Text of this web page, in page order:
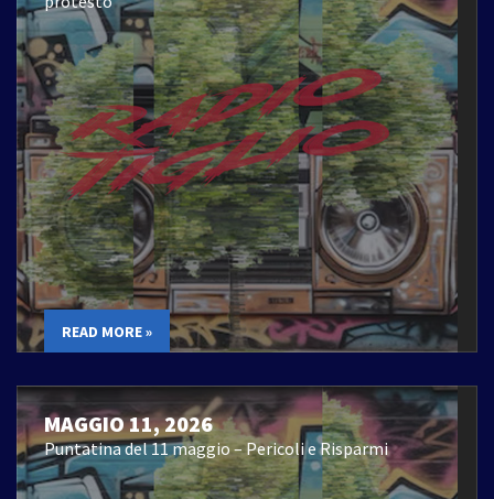
READ MORE »
MAGGIO 11, 2026
Puntatina del 11 maggio – Pericoli e Risparmi